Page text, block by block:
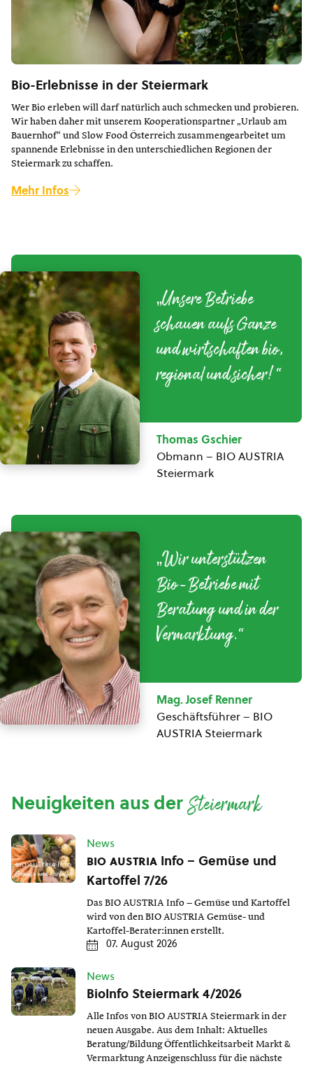
Bio-Erlebnisse in der Steiermark
Wer Bio erleben will darf natürlich auch schmecken und probieren.
Wir haben daher mit unserem Kooperationspartner „Urlaub am
Bauernhof“ und Slow Food Österreich zusammengearbeitet um
spannende Erlebnisse in den unterschiedlichen Regionen der
Steiermark zu schaffen.
Mehr Infos
„Unsere Betriebe
schauen aufs Ganze
und wirtschaften bio,
regional und sicher!“
Thomas Gschier
Obmann – BIO AUSTRIA
Steiermark
„Wir unterstützen
Bio-Betriebe mit
Beratung und in der
Vermarktung.“
Mag. Josef Renner
Geschäftsführer – BIO
AUSTRIA Steiermark
Neuigkeiten aus derSteiermark
News
bio austria Info – Gemüse und
Kartoffel 7/26
Das BIO AUSTRIA Info – Gemüse und Kartoffel
wird von den BIO AUSTRIA Gemüse- und
Kartoffel-Berater:innen erstellt.
07. August 2026
News
BioInfo Steiermark 4/2026
Alle Infos von BIO AUSTRIA Steiermark in der
neuen Ausgabe. Aus dem Inhalt: Aktuelles
Beratung/Bildung Öffentlichkeitsarbeit Markt &
Vermarktung Anzeigenschluss für die nächste